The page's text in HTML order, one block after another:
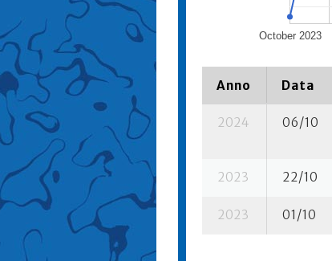
October 2023
Anno Data
2024 06/10
2023 22/10
2023 01/10